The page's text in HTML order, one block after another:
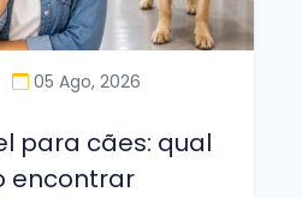
05 Ago, 2026
para cães: qual
encontrar